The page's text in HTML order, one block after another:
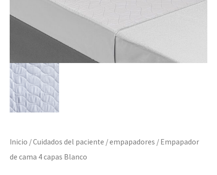
Inicio /Cuidados del paciente /empapadores / Empapador
de cama 4 capas Blanco